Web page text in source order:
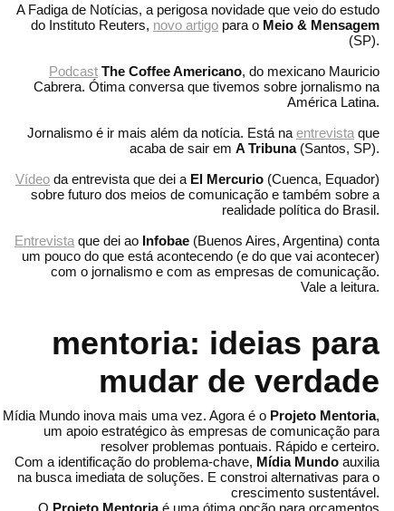
A Fadiga de Notícias, a perigosa novidade que veio do estudo
do Instituto Reuters, novo artigo para o Meio & Mensagem
(SP).
Podcast The Coffee Americano, do mexicano Mauricio
Cabrera. Ótima conversa que tivemos sobre jornalismo na
América Latina.
Jornalismo é ir mais além da notícia. Está na entrevista que
acaba de sair em A Tribuna(Santos, SP).
Vídeo da entrevista que dei a El Mercurio (Cuenca, Equador)
sobre futuro dos meios de comunicação e também sobre a
realidade política do Brasil.
Entrevista que dei ao Infobae (Buenos Aires, Argentina) conta
um pouco do que está acontecendo (e do que vai acontecer)
com o jornalismo e com as empresas de comunicação.
Vale a leitura.
mentoria: ideias para
mudar de verdade
Mídia Mundo inova mais uma vez. Agora é o Projeto Mentoria,
um apoio estratégico às empresas de comunicação para
resolver problemas pontuais. Rápido e certeiro.
Com a identificação do problema-chave, Mídia Mundo auxilia
na busca imediata de soluções. E constroi alternativas para o
crescimento sustentável.
O Projeto Mentoriaé uma ótima opção para orçamentos